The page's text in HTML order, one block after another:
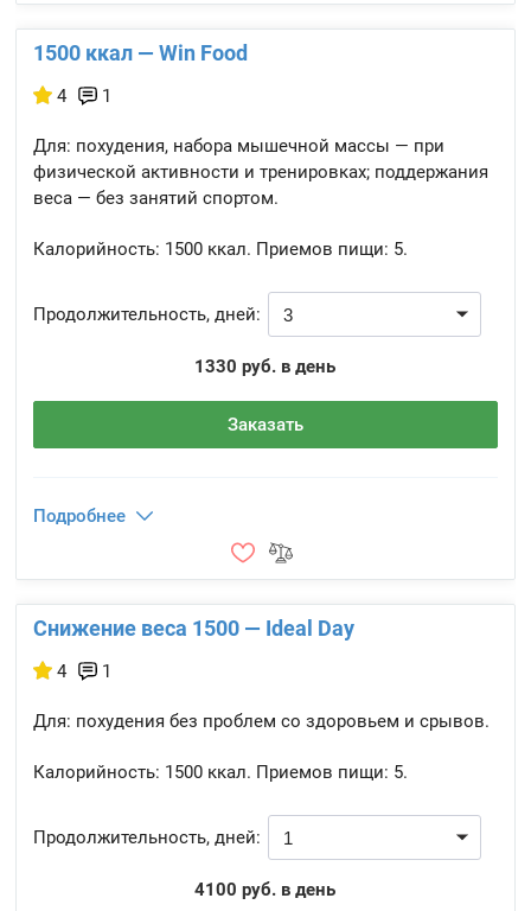
1500 ккал — Win Food
4 1
Для: похудения, набора мышечной массы — при
физической активности и тренировках; поддержания
веса — без занятий спортом.
Калорийность: 1500 ккал. Приемов пищи: 5.
Продолжительность, дней:
1330 руб. в день
Заказать
Подробнее
Снижение веса 1500 — Ideal Day
4 1
Для: похудения без проблем со здоровьем и срывов.
Калорийность: 1500 ккал. Приемов пищи: 5.
Продолжительность, дней:
4100 руб. в день